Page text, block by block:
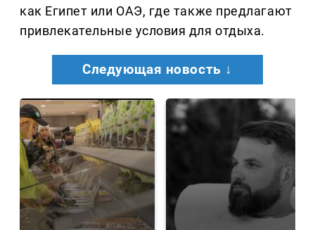
как Египет или ОАЭ, где также предлагают
привлекательные условия для отдыха.
Следующая новость ↓